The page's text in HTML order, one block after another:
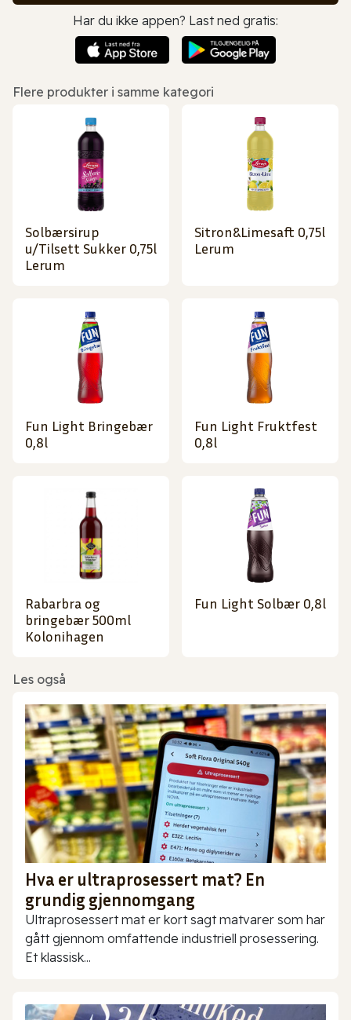
Har du ikke appen? Last ned gratis:
Flere produkter i samme kategori
Solbærsirup
u/Tilsett Sukker 0,75l
Lerum
Sitron&Limesaft 0,75l
Lerum
Fun Light Bringebær
0,8l
Fun Light Fruktfest
0,8l
Rabarbra og
bringebær 500ml
Kolonihagen
Fun Light Solbær 0,8l
Les også
Hva er ultraprosessert mat? En
grundig gjennomgang
Ultraprosessert mat er kort sagt matvarer som har
gått gjennom omfattende industriell prosessering.
Et klassisk...